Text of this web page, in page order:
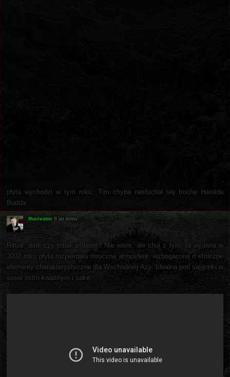
-
płyta wychodzi w tym roku, Tim chyba nasłuchał się trochę Harolda
Budda
Nucleator 8 lat temu
Ritual, dark czy tribal ambient? Nie wiem, ale chuj z tym, ta wydana w
2002 roku płyta rozpierdala mroczną atmosferę, wzbogaconą o etniczne
elementy charakterystyczne dla Wschodniej Azji. Idealna pod sajgonki w
sosie ostro-kwaśnym i sake.